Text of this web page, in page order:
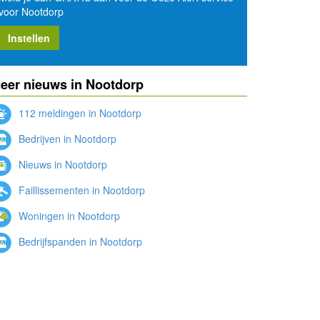
Nootdorp
Instellen
nieuws in Nootdorp
112 meldingen in Nootdorp
Bedrijven in Nootdorp
Nieuws in Nootdorp
Faillissementen in Nootdorp
Woningen in Nootdorp
Bedrijfspanden in Nootdorp